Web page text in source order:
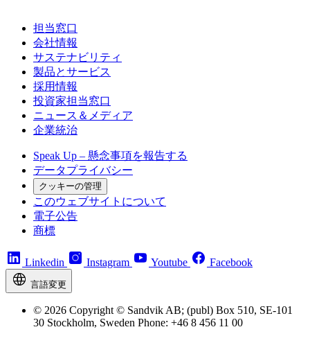
担当窓口
会社情報
サステナビリティ
製品とサービス
採用情報
投資家担当窓口
ニュース＆メディア
企業統治
Speak Up – 懸念事項を報告する
データプライバシー
クッキーの管理
このウェブサイトについて
電子公告
商標
Linkedin Instagram Youtube Facebook
言語変更
© 2026 Copyright © Sandvik AB; (publ) Box 510, SE-101
30 Stockholm, Sweden Phone: +46 8 456 11 00